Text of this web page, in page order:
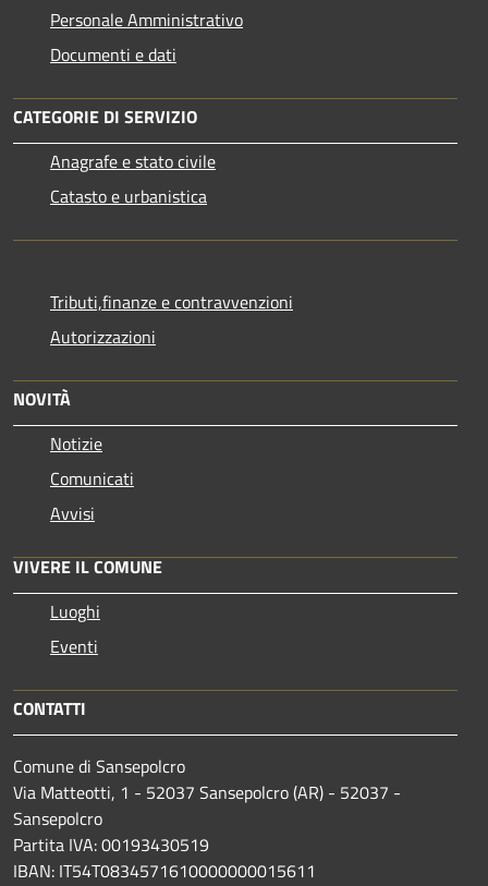
Personale Amministrativo
Documenti e dati
CATEGORIE DI SERVIZIO
Anagrafe e stato civile
Catasto e urbanistica
Tributi,finanze e contravvenzioni
Autorizzazioni
NOVITÀ
Notizie
Comunicati
Avvisi
VIVERE IL COMUNE
Luoghi
Eventi
CONTATTI
Comune di Sansepolcro
Via Matteotti, 1 - 52037 Sansepolcro (AR) - 52037 -
Sansepolcro
Partita IVA: 00193430519
IBAN: IT54T0834571610000000015611